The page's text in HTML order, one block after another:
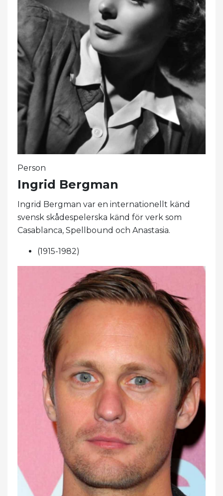
Person
Ingrid Bergman
Ingrid Bergman var en internationellt känd
svensk skådespelerska känd för verk som
Casablanca, Spellbound och Anastasia.
(1915-1982)